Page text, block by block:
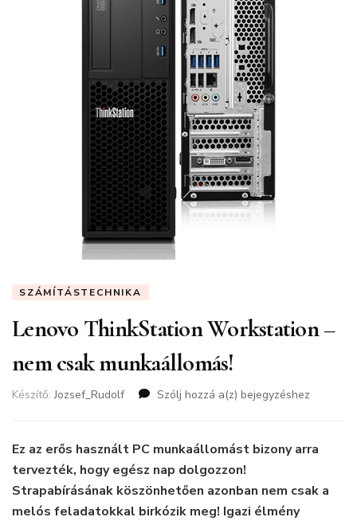
SZÁMÍTÁSTECHNIKA
Lenovo ThinkStation Workstation –
nem csak munkaállomás!
Készítő:Jozsef_Rudolf Szólj hozzá a(z) Lenovo
–
csak
munkaállomás!
bejegyzéshez
Ez az erős használt PC munkaállomást bizony arra
tervezték, hogy egész nap dolgozzon!
Strapabírásának köszönhetően azonban nem csak a
melós feladatokkal birkózik meg! Igazi élmény